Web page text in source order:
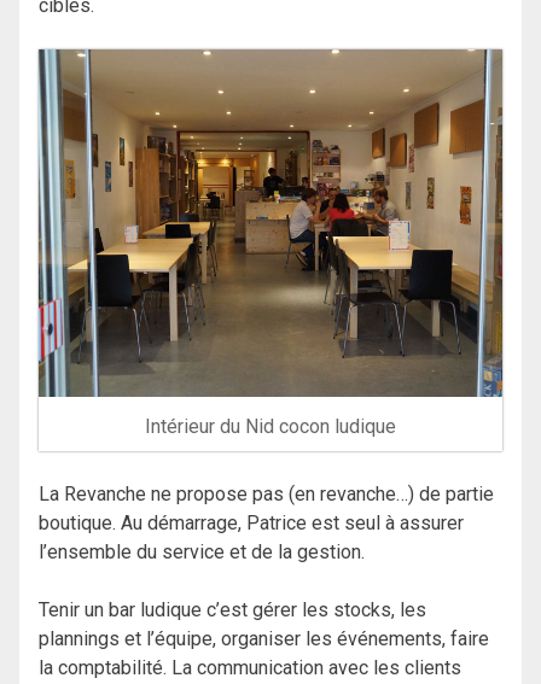
cibles.
Intérieur du Nid cocon ludique
La Revanche ne propose pas (en revanche…) de partie
boutique. Au démarrage, Patrice est seul à assurer
l’ensemble du service et de la gestion.
Tenir un bar ludique c’est gérer les stocks, les
plannings et l’équipe, organiser les événements, faire
la comptabilité. La communication avec les clients